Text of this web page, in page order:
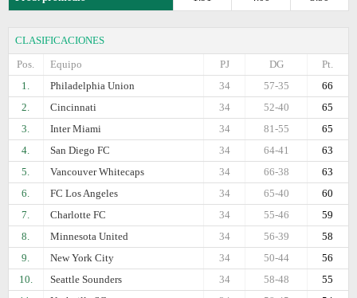
CLASIFICACIONES
Pos.
Equipo Pt.
DG
PJ
1.
Philadelphia Union 66
57-35
34
2.
Cincinnati 65
52-40
34
3.
Inter Miami 65
81-55
34
4.
San Diego FC 63
64-41
34
5.
Vancouver Whitecaps 63
66-38
34
6.
FC Los Angeles 60
65-40
34
7.
Charlotte FC 59
55-46
34
8.
Minnesota United 58
56-39
34
9.
New York City 56
50-44
34
10.
Seattle Sounders 55
58-48
34